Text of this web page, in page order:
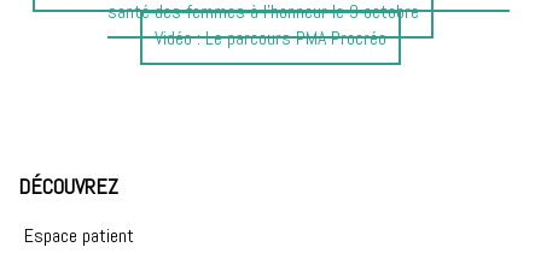
précédentsanté des femmes à l’honneur le 9 octobre
Article
suivant
Vidéo : Le parcours PMA Procréo
DÉCOUVREZ
Espace patient